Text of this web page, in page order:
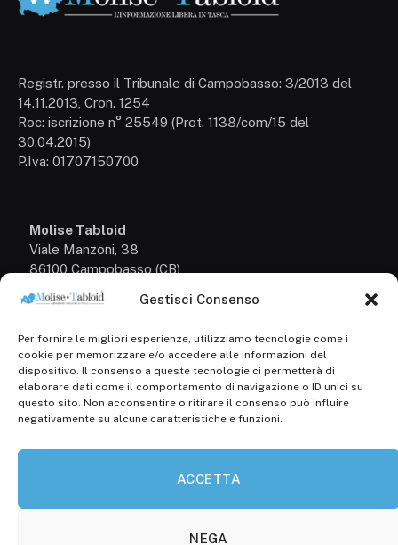
Gestisci Consenso
Per fornire le migliori esperienze, utilizziamo tecnologie come i
cookie per memorizzare e/o accedere alle informazioni del
dispositivo. Il consenso a queste tecnologie ci permetterà di
elaborare dati come il comportamento di navigazione o ID unici su
questo sito. Non acconsentire o ritirare il consenso può influire
negativamente su alcune caratteristiche e funzioni.
ACCETTA
NEGA
Registr. presso il Tribunale di Campobasso: 3/2013 del
14.11.2013, Cron. 1254
Roc: iscrizione n° 25549 (Prot. 1138/com/15 del
30.04.2015)
P.Iva: 01707150700
Molise Tabloid
Viale Manzoni, 38
86100 Campobasso (CB)
Tel.+39 3333169466
Scrivici a:
info@molisetabloid.it
commerciale@molisetabloid.it
Disclaimer
Cookie Policy (UE)